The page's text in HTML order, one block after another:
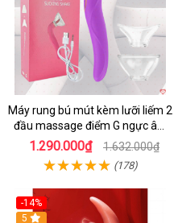
Máy rung bú mút kèm lưỡi liếm 2
đầu massage điểm G ngực âm
đạo
1.290.000₫ 1.632.000₫
(178)
-14%
5